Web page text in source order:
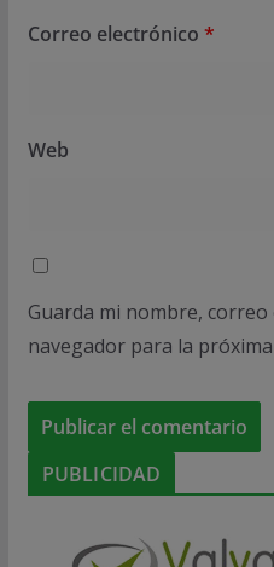
Correo electrónico *
Web
Guarda mi nombre,
navegador para la
PUBLICIDAD